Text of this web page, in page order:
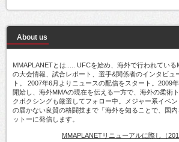
About us
MMAPLANETとは..... UFCを始め、海外で行われている
の大会情報、試合レポート、選手&関係者のインタビュ
ト。 2007年6月よりニュースの配信をスタート。2009
開始し、海外MMAの現在を伝える一方で、海外の柔術
クボクシングも厳選してフォロー中。メジャー系イベ
の届かない良質の格闘技まで「海外を知ることで、国
ットーに発信します。
MMAPLANETリニューアルに際し（